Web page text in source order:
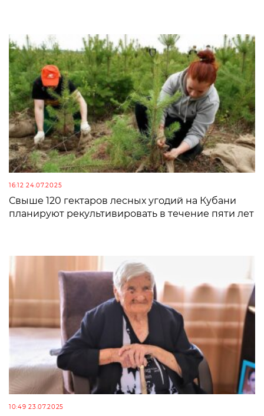
16:12 24.07.2025
Свыше 120 гектаров лесных угодий на Кубани
планируют рекультивировать в течение пяти лет
10:49 23.07.2025